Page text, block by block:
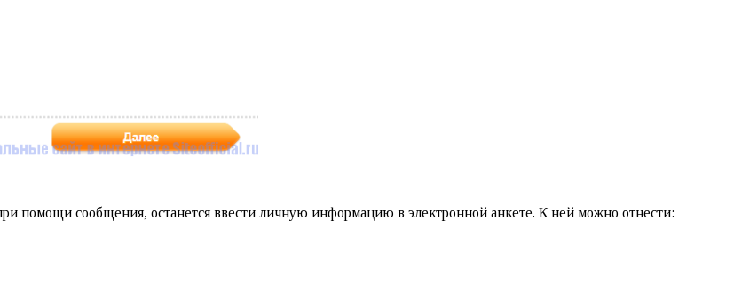
помощи сообщения, останется ввести личную информацию в электронной анкете. К ней можно отнести: